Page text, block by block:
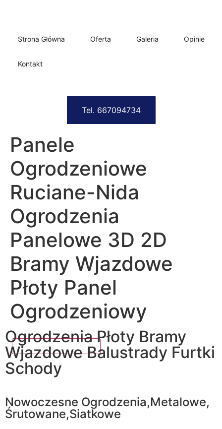
Strona Główna Oferta Galeria Opinie
Kontakt
Tel. 667094734
Panele
Ogrodzeniowe
Ruciane-Nida
Ogrodzenia
Panelowe 3D 2D
Bramy Wjazdowe
Płoty Panel
Ogrodzeniowy
Ogrodzenia Płoty Bramy
Wjazdowe Balustrady Furtki
Schody
Nowoczesne Ogrodzenia,Metalowe,
Śrutowane,Siatkowe